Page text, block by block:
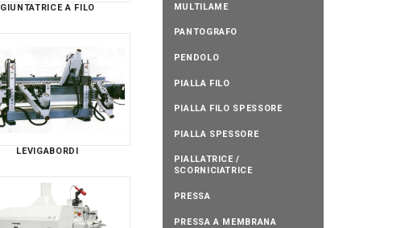
GIUNTATRICE A FILO
LEVIGABORDI
MULTILAME
PANTOGRAFO
PENDOLO
PIALLA FILO
PIALLA FILO SPESSORE
PIALLA SPESSORE
PIALLATRICE /
SCORNICIATRICE
PRESSA
PRESSA A MEMBRANA